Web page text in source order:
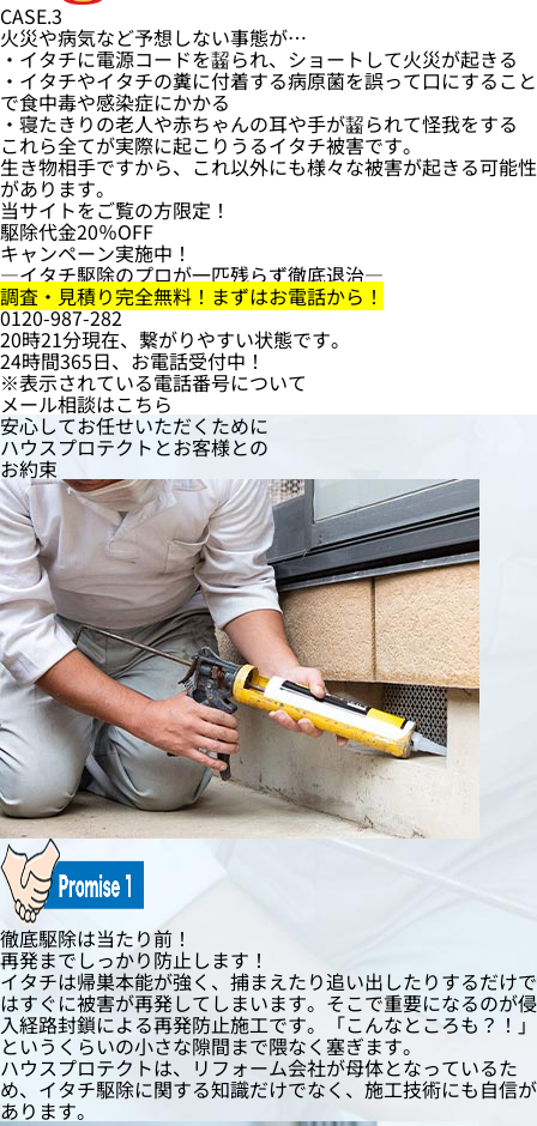
CASE.3
火災や病気など予想しない事態が…
・イタチに電源コードを齧られ、ショートして火災が起きる
・イタチやイタチの糞に付着する病原菌を誤って口にすること
で食中毒や感染症にかかる
・寝たきりの老人や赤ちゃんの耳や手が齧られて怪我をする
これら全てが実際に起こりうるイタチ被害です。
生き物相手ですから、これ以外にも様々な被害が起きる可能性
があります。
当サイトをご覧の方限定！
駆除代金20％OFF
キャンペーン実施中！
―イタチ駆除のプロが一匹残らず徹底退治―
調査・見積り完全無料！まずはお電話から！
0120-987-282
20時21分現在、繋がりやすい状態です。
24時間365日、お電話受付中！
※表示されている電話番号について
メール相談はこちら
安心してお任せいただくために
ハウスプロテクト とお客様との
お約束
徹底駆除は当たり前！
再発までしっかり防止します！
イタチは帰巣本能が強く、捕まえたり追い出したりするだけで
はすぐに被害が再発してしまいます。そこで重要になるのが侵
入経路封鎖による再発防止施工です。「こんなところも？！」
というくらいの小さな隙間まで隈なく塞ぎます。
ハウスプロテクトは、リフォーム会社が母体となっているた
め、イタチ駆除に関する知識だけでなく、施工技術にも自信が
あります。